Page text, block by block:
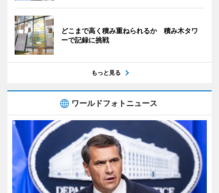
どこまで高く積み重ねられるか 積み木タワ
ーで記録に挑戦
もっと見る
ワールドフォトニュース